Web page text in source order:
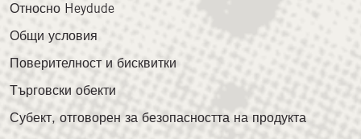
Относно Heydude
Общи условия
Поверителност и бисквитки
Търговски обекти
Субект, отговорен за безопасността на продукта